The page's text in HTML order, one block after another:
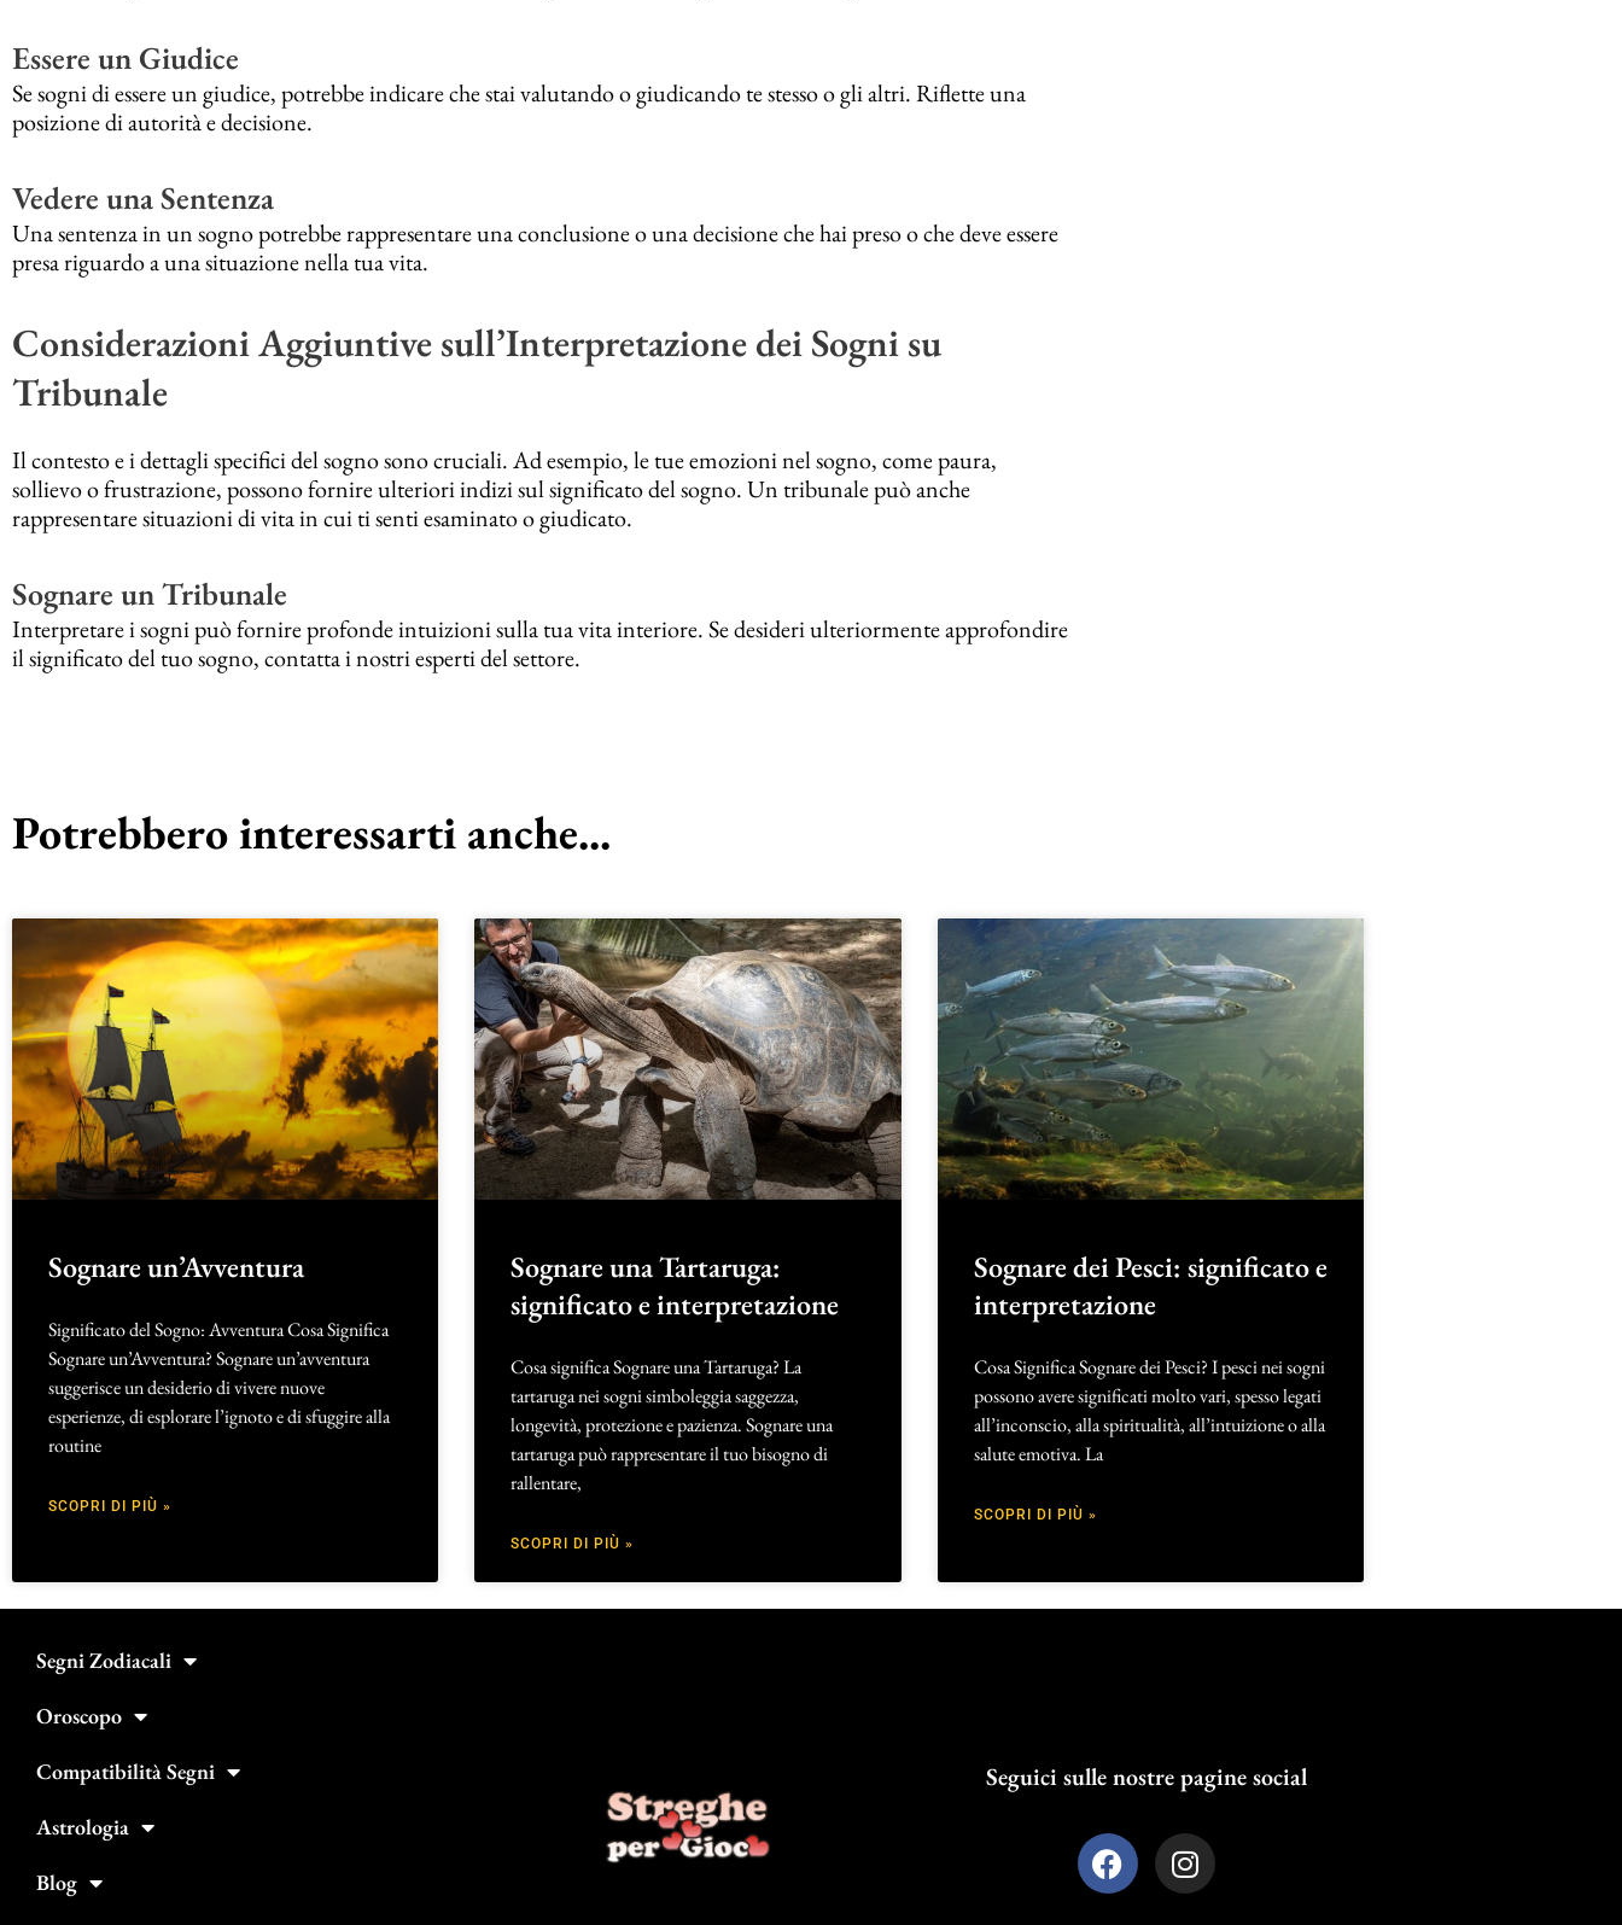
Essere un Giudice
Se sogni di essere un giudice, potrebbe indicare che stai valutando o giudicando te stesso o gli altri. Riflette una
posizione di autorità e decisione.
Vedere una Sentenza
Una sentenza in un sogno potrebbe rappresentare una conclusione o una decisione che hai preso o che deve essere
presa riguardo a una situazione nella tua vita.
Considerazioni Aggiuntive sull’Interpretazione dei Sogni su
Tribunale
Il contesto e i dettagli specifici del sogno sono cruciali. Ad esempio, le tue emozioni nel sogno, come paura,
sollievo o frustrazione, possono fornire ulteriori indizi sul significato del sogno. Un tribunale può anche
rappresentare situazioni di vita in cui ti senti esaminato o giudicato.
Sognare un Tribunale
Interpretare i sogni può fornire profonde intuizioni sulla tua vita interiore. Se desideri ulteriormente approfondire
il significato del tuo sogno, contatta i nostri esperti del settore.
Potrebbero interessarti anche...
Sognare un’Avventura
Significato del Sogno: Avventura Cosa Significa
Sognare un’Avventura? Sognare un’avventura
suggerisce un desiderio di vivere nuove
esperienze, di esplorare l’ignoto e di sfuggire alla
routine
SCOPRI DI PIÙ »
Sognare una Tartaruga:
significato e interpretazione
Cosa significa Sognare una Tartaruga? La
tartaruga nei sogni simboleggia saggezza,
longevità, protezione e pazienza. Sognare una
tartaruga può rappresentare il tuo bisogno di
rallentare,
SCOPRI DI PIÙ »
Sognare dei Pesci: significato e
interpretazione
Cosa Significa Sognare dei Pesci? I pesci nei sogni
possono avere significati molto vari, spesso legati
all’inconscio, alla spiritualità, all’intuizione o alla
salute emotiva. La
SCOPRI DI PIÙ »
Segni Zodiacali
Oroscopo
Compatibilità Segni
Astrologia
Blog
Seguici sulle nostre pagine social
F
a
I
n